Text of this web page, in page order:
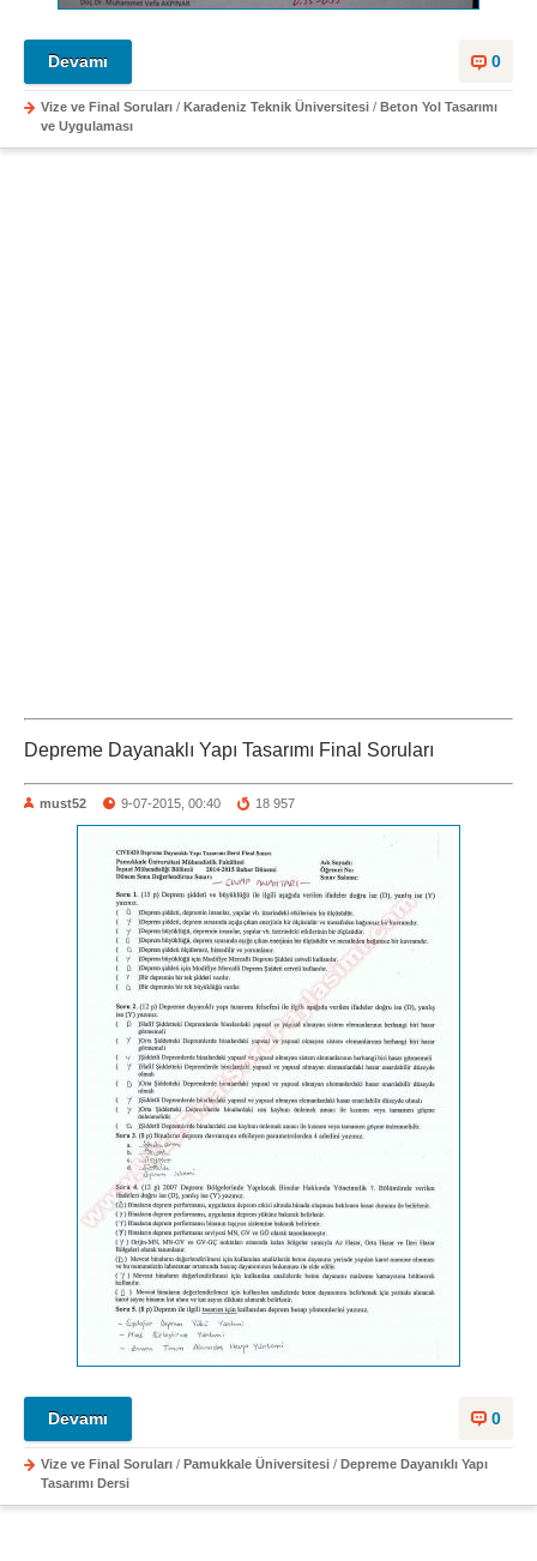
0
Devamı
Vize ve Final Soruları / Karadeniz Teknik Üniversitesi / Beton Yol Tasarımı
ve Uygulaması
Depreme Dayanaklı Yapı Tasarımı Final Soruları
must52 9-07-2015, 00:40 18 957
0
Devamı
Vize ve Final Soruları / Pamukkale Üniversitesi / Depreme Dayanıklı Yapı
Tasarımı Dersi